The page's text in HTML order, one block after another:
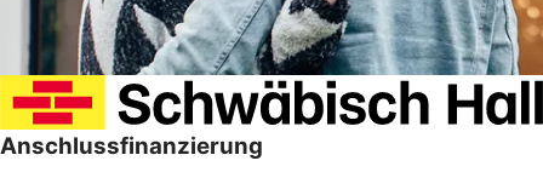
Anschlussfinanzierung